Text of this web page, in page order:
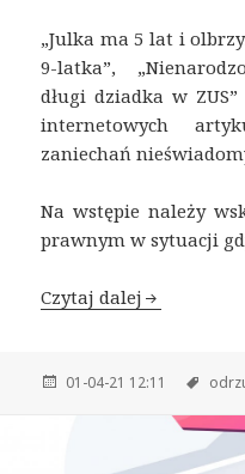
„Julka ma 5 lat i
9-latka”,
długi dziadka w
internetowych
zaniechań
Na wstępie należy
prawnym w sytuacji
Czytaj dalej
01-04-21 12:11